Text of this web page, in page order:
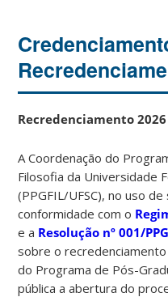
Recredenciamento 2026
A Coordenação do
Filosofia da Universidade
(PPGFIL/UFSC), no uso
conformidade com o
e a Resolução nº 001/
sobre o
do Programa de Pós-
pública a abertura do